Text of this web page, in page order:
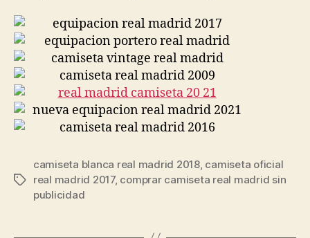
Etiquetas
camiseta blanca real madrid 2018, camiseta oficial
real madrid 2017, comprar camiseta real madrid sin
publicidad